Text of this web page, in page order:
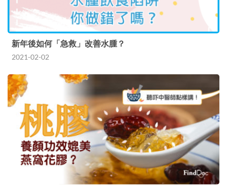
新年後如何「急救」改善水腫？
2021-02-02